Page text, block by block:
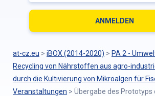
at-cz.eu > iBOX (2014-2020) > PA 2 -
Recycling von Nährstoffen aus agro-
durch die Kultivierung von Mikroalgen für
Veranstaltungen > Übergabe des Prototyps